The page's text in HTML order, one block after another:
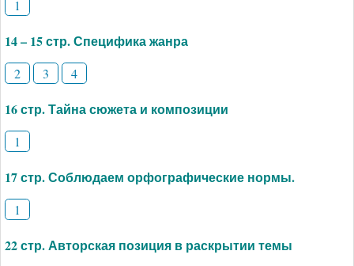
1
14 – 15 стр. Специфика жанра
2 3 4
16 стр. Тайна сюжета и композиции
1
17 стр. Соблюдаем орфографические нормы.
1
22 стр. Авторская позиция в раскрытии темы